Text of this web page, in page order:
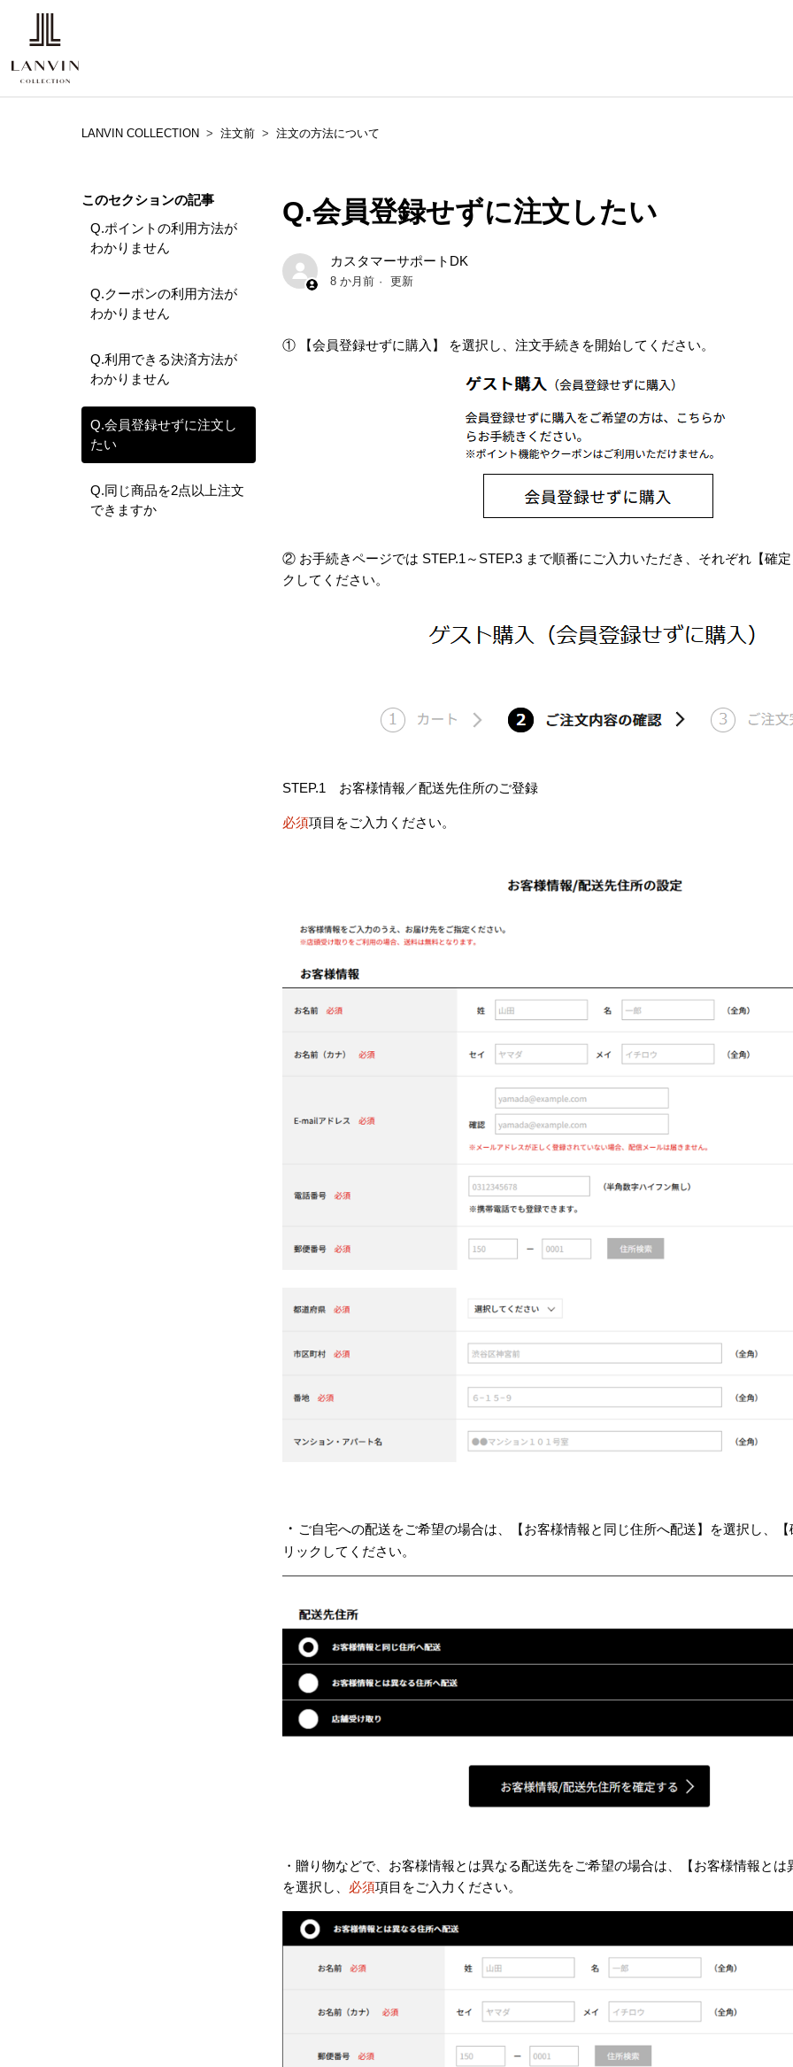
LANVIN COLLECTION 注文前 注文の方法について
このセクションの記事
Q.ポイントの利用方法が
わかりません
Q.クーポンの利用方法が
わかりません
Q.利用できる決済方法が
わかりません
Q.会員登録せずに注文し
たい
Q.同じ商品を2点以上注文
できますか
Q.会員登録せずに注文したい
カスタマーサポートDK
8 か月前 更新
① 【会員登録せずに購入】 を選択し、注文手続きを開始してください。
② お手続きページでは STEP.1～STEP.3 まで順番にご入力いただき、それぞれ【確
クしてください。
STEP.1 お客様情報／配送先住所のご登録
必須項目をご入力ください。
・ ご自宅への配送をご希望の場合は、【お客様情報と同じ住所へ配送】を選択し、
リックしてください。
・贈り物などで、お客様情報とは異なる配送先をご希望の場合は、【お客様情報とは
を選択し、 必須項目をご入力ください。